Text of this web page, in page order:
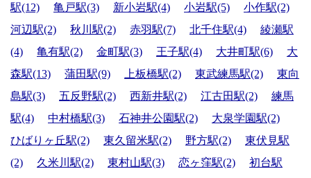
駅(12)
亀戸駅(3) 新小岩駅(4) 小岩駅(5)
小作駅(2)
河辺駅(2)
秋川駅(2) 赤羽駅(7) 北千住駅(4)
綾瀬駅
(4)
亀有駅(2) 金町駅(3) 王子駅(4) 大井町駅(6)
大
森駅(13)
蒲田駅(9) 上板橋駅(2) 東武練馬駅(2)
東向
島駅(3)
五反野駅(2) 西新井駅(2) 江古田駅(2)
練馬
駅(4)
中村橋駅(3) 石神井公園駅(2)
大泉学園駅(2)
ひばりヶ丘駅(2)
東久留米駅(2) 野方駅(2)
東伏見駅
(2)
久米川駅(2) 東村山駅(3) 恋ヶ窪駅(2)
初台駅